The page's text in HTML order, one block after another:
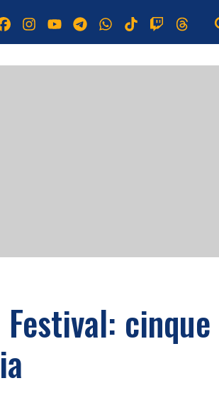
cinque